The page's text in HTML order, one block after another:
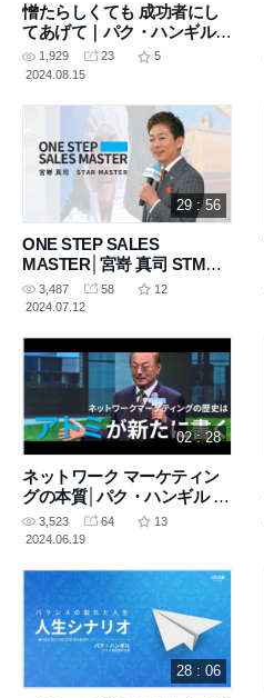
憎たらしくても 成功者にし
てあげて｜パク・ハンギル
会長1,929 23
5
2024.08.15
29 : 56
ONE STEP SALES
MASTER│宮嵜 真司 STM
(2024.05.18 SUCCESS
ACADEMY)
3,487 58
12
2024.07.12
02 : 28
ネットワーク マーケティン
グの本質│パク・ハンギル 会
長 3,523 64
13
2024.06.19
28 : 06